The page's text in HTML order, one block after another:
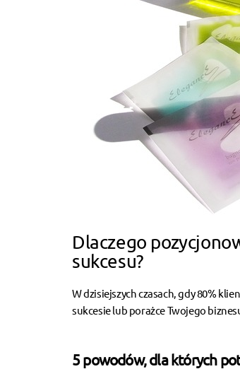
Dlaczego
sukcesu?
W dzisiejszych czasach, gdy 80%
sukcesie lub porażce Twojego
5 powodów, dla których